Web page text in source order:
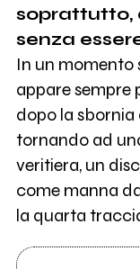
soprattutto,
senza
In un momento
appare sempre
dopo la
tornando ad
veritiera, un
come manna
la quarta